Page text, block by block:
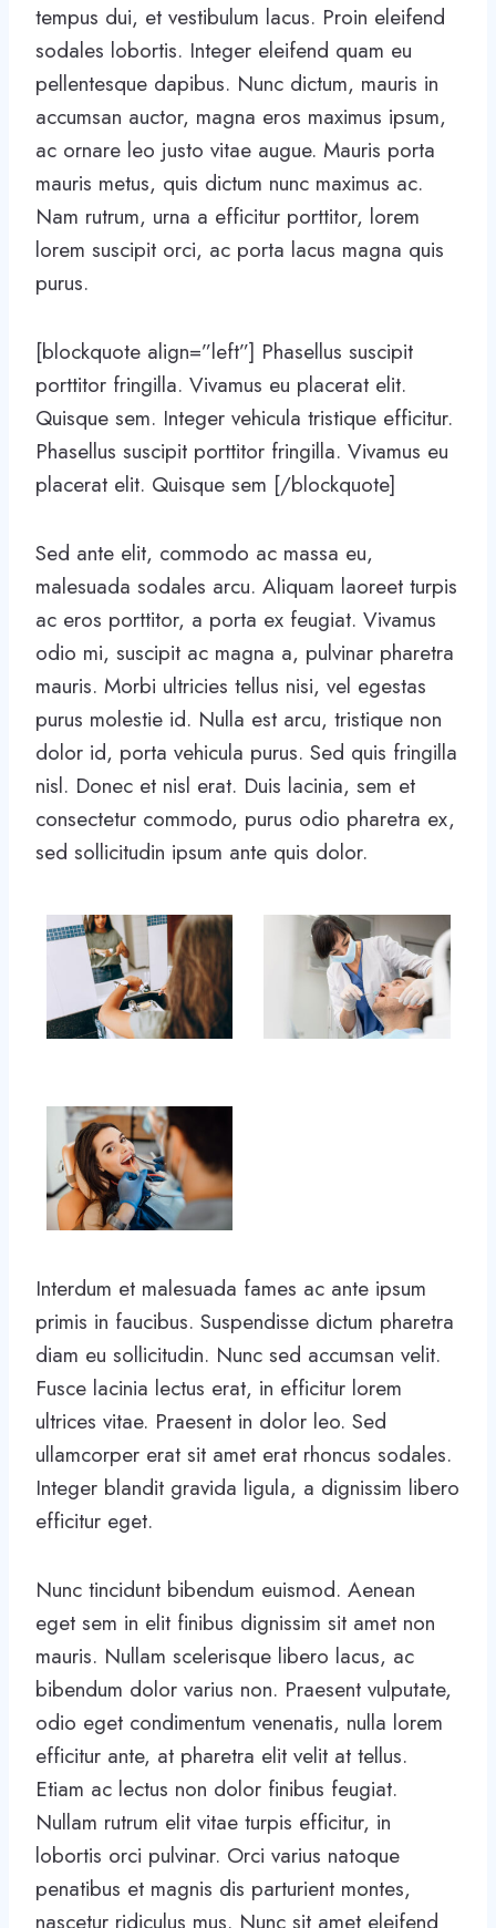
tempus dui, et vestibulum lacus. Proin eleifend
sodales lobortis. Integer eleifend quam eu
pellentesque dapibus. Nunc dictum, mauris in
accumsan auctor, magna eros maximus ipsum,
ac ornare leo justo vitae augue. Mauris porta
mauris metus, quis dictum nunc maximus ac.
Nam rutrum, urna a efficitur porttitor, lorem
lorem suscipit orci, ac porta lacus magna quis
purus.
[blockquote align=”left”] Phasellus suscipit
porttitor fringilla. Vivamus eu placerat elit.
Quisque sem. Integer vehicula tristique efficitur.
Phasellus suscipit porttitor fringilla. Vivamus eu
placerat elit. Quisque sem [/blockquote]
Sed ante elit, commodo ac massa eu,
malesuada sodales arcu. Aliquam laoreet turpis
ac eros porttitor, a porta ex feugiat. Vivamus
odio mi, suscipit ac magna a, pulvinar pharetra
mauris. Morbi ultricies tellus nisi, vel egestas
purus molestie id. Nulla est arcu, tristique non
dolor id, porta vehicula purus. Sed quis fringilla
nisl. Donec et nisl erat. Duis lacinia, sem et
consectetur commodo, purus odio pharetra ex,
sed sollicitudin ipsum ante quis dolor.
Interdum et malesuada fames ac ante ipsum
primis in faucibus. Suspendisse dictum pharetra
diam eu sollicitudin. Nunc sed accumsan velit.
Fusce lacinia lectus erat, in efficitur lorem
ultrices vitae. Praesent in dolor leo. Sed
ullamcorper erat sit amet erat rhoncus sodales.
Integer blandit gravida ligula, a dignissim libero
efficitur eget.
Nunc tincidunt bibendum euismod. Aenean
eget sem in elit finibus dignissim sit amet non
mauris. Nullam scelerisque libero lacus, ac
bibendum dolor varius non. Praesent vulputate,
odio eget condimentum venenatis, nulla lorem
efficitur ante, at pharetra elit velit at tellus.
Etiam ac lectus non dolor finibus feugiat.
Nullam rutrum elit vitae turpis efficitur, in
lobortis orci pulvinar. Orci varius natoque
penatibus et magnis dis parturient montes,